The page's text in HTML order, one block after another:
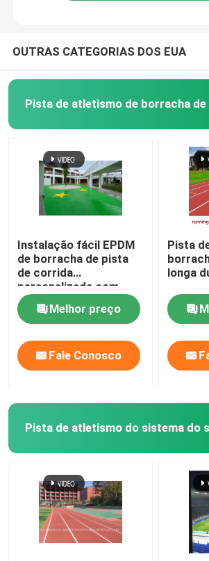
OUTRAS CATEGORIAS DOS EUA
Instalação fácil EPDM
de borracha de pista
de corrida
personalizada com
flexibilidade UV
Melhor preço
Fale Conosco
Pista
longa